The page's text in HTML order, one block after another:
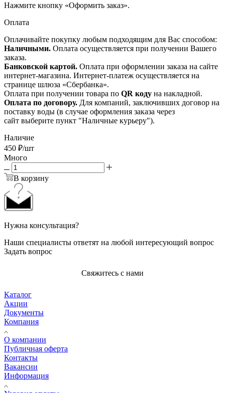
Нажмите кнопку «Оформить заказ».
Оплата
Оплачивайте покупку любым подходящим для Вас способом:
Наличными. Оплата осуществляется при получении Вашего
заказа.
Банковской картой. Оплата при оформлении заказа на сайте
интернет-магазина. Интернет-платеж осуществляется на
странице шлюза «Сбербанка».
Оплата при получении товара по QR коду на накладной.
Оплата по договору. Для компаний, заключивших договор на
поставку воды (в случае оформления заказа через
сайт выберите пункт "Наличные курьеру").
Наличие
450 ₽/шт
Много
В корзину
Нужна консультация?
Наши специалисты ответят на любой интересующий вопрос
Задать вопрос
Свяжитесь с нами
Каталог
Акции
Документы
Компания
О компании
Публичная оферта
Контакты
Вакансии
Информация